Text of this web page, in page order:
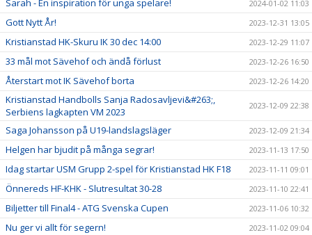
Sarah - En inspiration för unga spelare! 2024-01-02 11:03
Gott Nytt År! 2023-12-31 13:05
Kristianstad HK-Skuru IK 30 dec 14:00 2023-12-29 11:07
33 mål mot Sävehof och ändå förlust 2023-12-26 16:50
Återstart mot IK Sävehof borta 2023-12-26 14:20
Kristianstad Handbolls Sanja Radosavljevi&#263;,
Serbiens lagkapten VM 2023
2023-12-09 22:38
Saga Johansson på U19-landslagsläger 2023-12-09 21:34
Helgen har bjudit på många segrar! 2023-11-13 17:50
Idag startar USM Grupp 2-spel för Kristianstad HK F18 2023-11-11 09:01
Önnereds HF-KHK - Slutresultat 30-28 2023-11-10 22:41
Biljetter till Final4 - ATG Svenska Cupen 2023-11-06 10:32
Nu ger vi allt för segern! 2023-11-02 09:04